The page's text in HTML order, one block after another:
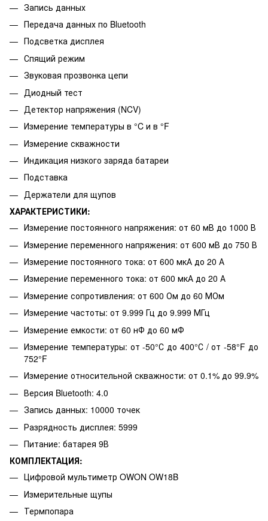
Запись данных
Передача данных по Bluetooth
Подсветка дисплея
Спящий режим
Звуковая прозвонка цепи
Диодный тест
Детектор напряжения (NCV)
Измерение температуры в °C и в °F
Измерение скважности
Индикация низкого заряда батареи
Подставка
Держатели для щупов
ХАРАКТЕРИСТИКИ:
Измерение постоянного напряжения: от 60 мВ до 1000 В
Измерение переменного напряжения: от 600 мВ до 750 В
Измерение постоянного тока: от 600 мкА до 20 А
Измерение переменного тока: от 600 мкА до 20 А
Измерение сопротивления: от 600 Ом до 60 МОм
Измерение частоты: от 9.999 Гц до 9.999 МГц
Измерение емкости: от 60 нФ до 60 мФ
Измерение температуры: от -50°С до 400°С / от -58°F до
752°F
Измерение относительной скважности: от 0.1% до 99.9%
Версия Bluetooth: 4.0
Запись данных: 10000 точек
Разрядность дисплея: 5999
Питание: батарея 9В
КОМПЛЕКТАЦИЯ:
Цифровой мультиметр OWON OW18B
Измерительные щупы
Термпопара